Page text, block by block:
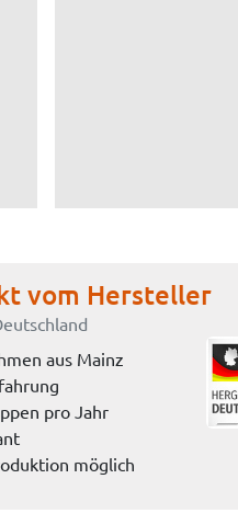
vom Hersteller
aus Mainz
pro Jahr
möglich